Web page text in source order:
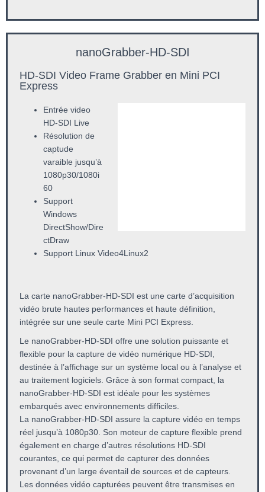
nanoGrabber-HD-SDI
HD-SDI Video Frame Grabber en Mini PCI
Express
Entrée video
HD-SDI Live
Résolution de
captude
varaible jusqu’à
1080p30/1080i
60
Support
Windows
DirectShow/Dire
ctDraw
Support Linux Video4Linux2
La carte nanoGrabber-HD-SDI est une carte d’acquisition
vidéo brute hautes performances et haute définition,
intégrée sur une seule carte Mini PCI Express.
Le nanoGrabber-HD-SDI offre une solution puissante et
flexible pour la capture de vidéo numérique HD-SDI,
destinée à l’affichage sur un système local ou à l’analyse et
au traitement logiciels. Grâce à son format compact, la
nanoGrabber-HD-SDI est idéale pour les systèmes
embarqués avec environnements difficiles.
La nanoGrabber-HD-SDI assure la capture vidéo en temps
réel jusqu’à 1080p30. Son moteur de capture flexible prend
également en charge d’autres résolutions HD-SDI
courantes, ce qui permet de capturer des données
provenant d’un large éventail de sources et de capteurs.
Les données vidéo capturées peuvent être transmises en